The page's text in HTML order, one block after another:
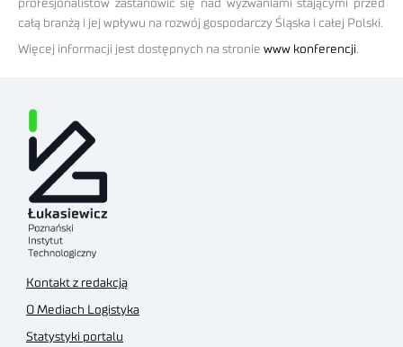
profesjonalistów zastanowić się nad wyzwaniami stającymi przed
całą branżą i jej wpływu na rozwój gospodarczy Śląska i całej Polski.
Więcej informacji jest dostępnych na stronie www konferencji.
Kontakt z redakcją
O Mediach Logistyka
Statystyki portalu